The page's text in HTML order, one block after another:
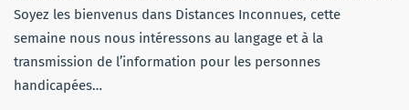
Soyez les bienvenus dans Distances Inconnues, cette
semaine nous nous intéressons au langage et à la
transmission de l’information pour les personnes
handicapées…